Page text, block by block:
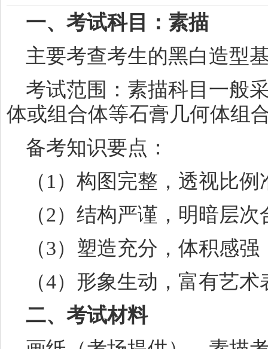
一、考试科目：素描
主要考查考生的黑白造型
考试范围：素描科目一般
体或组合体等石膏几何体组
备考知识要点：
（1）构图完整，透视比例
（2）结构严谨，明暗层次
（3）塑造充分，体积感强
（4）形象生动，富有艺
二、考试材料